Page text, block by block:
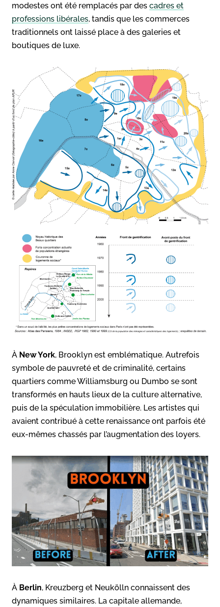
modestes ont été remplacés par des cadres et
professions libérales, tandis que les commerces
traditionnels ont laissé place à des galeries et
boutiques de luxe.
À New York, Brooklyn est emblématique. Autrefois
symbole de pauvreté et de criminalité, certains
quartiers comme Williamsburg ou Dumbo se sont
transformés en hauts lieux de la culture alternative,
puis de la spéculation immobilière. Les artistes qui
avaient contribué à cette renaissance ont parfois été
eux-mêmes chassés par l’augmentation des loyers.
À Berlin, Kreuzberg et Neukölln connaissent des
dynamiques similaires. La capitale allemande,